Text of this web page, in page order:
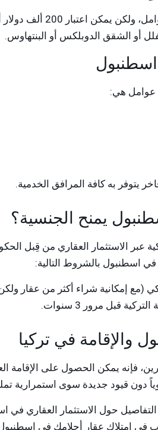
يختلف سعر
أو الشقق الدوبلكس أو البنتهاوس.
عوامل هي:
يتوفر به كافة المرافق الخدمية.
يمنح الجنسية؟
عبر الاستثمار العقاري من قِبل
في اسطنبول بالشروط التالية:
قبل مرور 3 سنوات.
والإقامة في تركيا
فإنه يمكن الحصول على
حول الاستثمار العقاري في
في امتلاك عقار أحلامك في